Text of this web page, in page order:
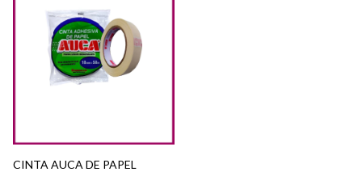
CINTA AUCA DE PAPEL